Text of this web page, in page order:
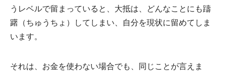
うレベルで留まっていると、大抵は、どんなことにも躊
躇（ちゅうちょ）してしまい、自分を現状に留めてしま
います。
それは、お金を使わない場合でも、同じことが言えま